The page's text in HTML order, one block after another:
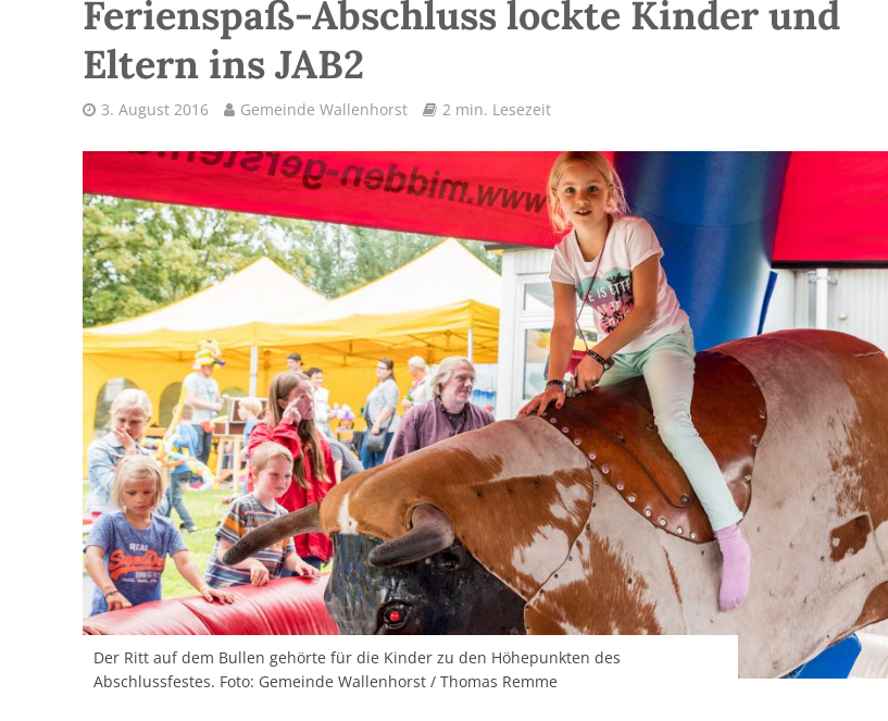
Ferienspaß-Abschluss lockte Kinder und
Eltern ins JAB2
3. August 2016 Gemeinde Wallenhorst 2 min. Lesezeit
Der Ritt auf dem Bullen gehörte für die Kinder zu den Höhepunkten des
Abschlussfestes. Foto: Gemeinde Wallenhorst / Thomas Remme